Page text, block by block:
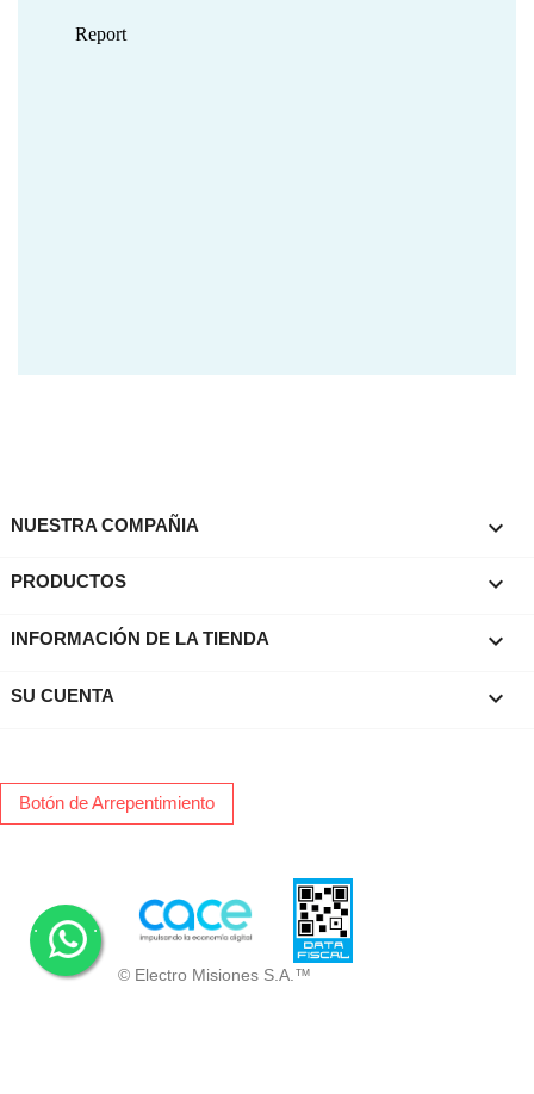
NUESTRA COMPAÑIA 
PRODUCTOS 
INFORMACIÓN DE LA TIENDA keyboard_arrow_down
SU CUENTA 
Botón de Arrepentimiento
© Electro Misiones S.A.™
. .